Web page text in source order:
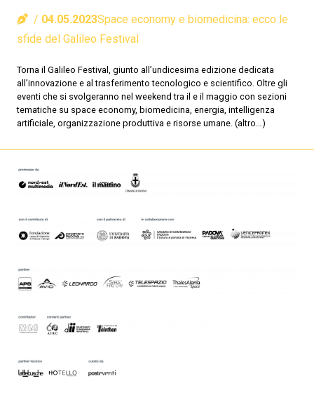
04.05.2023Space economy e biomedicina: ecco le
sfide del Galileo Festival
Torna il Galileo Festival, giunto all’undicesima edizione dedicata
all’innovazione e al trasferimento tecnologico e scientifico. Oltre gli
eventi che si svolgeranno nel weekend tra il e il maggio con sezioni
tematiche su space economy, biomedicina, energia, intelligenza
artificiale, organizzazione produttiva e risorse umane. (altro…)